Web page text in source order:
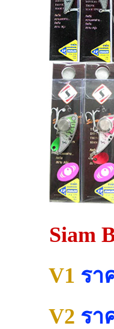
Siam
V1 รา
V2 รา